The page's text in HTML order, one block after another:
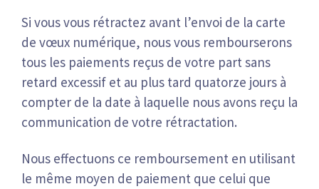
Si vous vous rétractez avant l’envoi de la carte
de vœux numérique, nous vous rembourserons
tous les paiements reçus de votre part sans
retard excessif et au plus tard quatorze jours à
compter de la date à laquelle nous avons reçu la
communication de votre rétractation.
Nous effectuons ce remboursement en utilisant
le même moyen de paiement que celui que